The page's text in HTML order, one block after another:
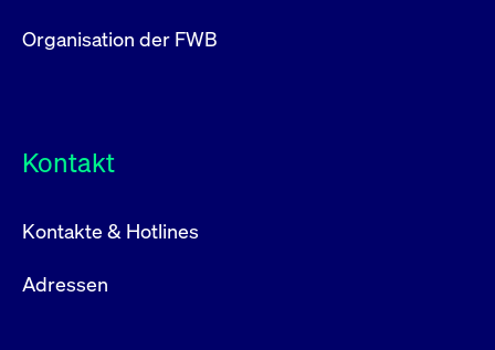
Organisation der FWB
Kontakt
Kontakte & Hotlines
Adressen